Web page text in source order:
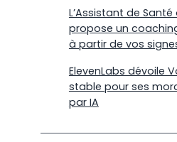
L’Assistant de
propose un
à partir de vos
ElevenLabs dévoile
stable pour ses
par IA